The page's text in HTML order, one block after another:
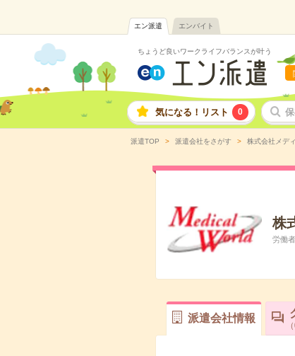
エン派遣 エンバイト
ちょうど良いワークライフバランスが叶う
気になる！リスト 0
派遣TOP 派遣会社をさがす 株式会社メデ
株
労働
派遣会社情報